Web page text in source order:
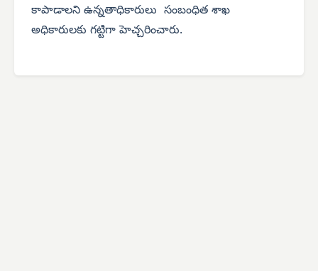
కాపాడాలని ఉన్నతాధికారులు సంబంధిత శాఖ
అధికారులకు గట్టిగా హెచ్చరించారు.